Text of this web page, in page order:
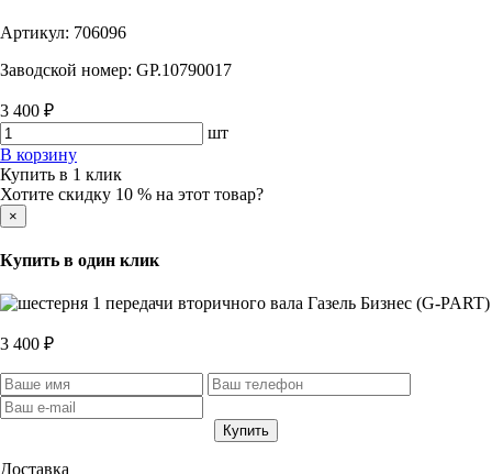
Артикул: 706096
Заводской номер: GP.10790017
3 400 ₽
шт
В корзину
Купить в 1 клик
Хотите скидку 10 % на этот товар?
×
Купить в один клик
3 400 ₽
Доставка